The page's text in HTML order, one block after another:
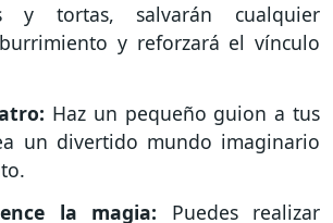
y tortas, salvarán cualquier
y reforzará el vínculo
Haz un pequeño guion a tus
un divertido mundo imaginario
la magia: Puedes realizar